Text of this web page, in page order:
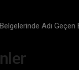
Adı Geçen